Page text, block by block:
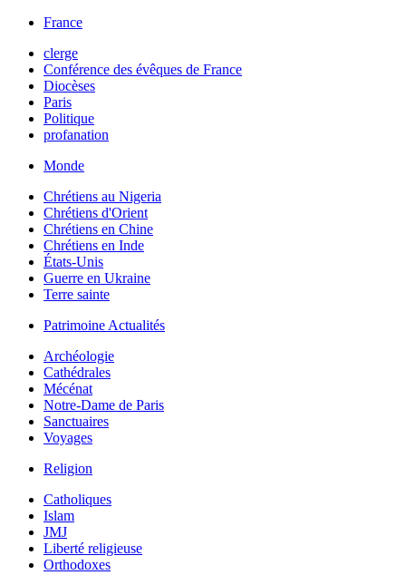
France
clerge
Conférence des évêques de France
Diocèses
Paris
Politique
profanation
Monde
Chrétiens au Nigeria
Chrétiens d'Orient
Chrétiens en Chine
Chrétiens en Inde
États-Unis
Guerre en Ukraine
Terre sainte
Patrimoine Actualités
Archéologie
Cathédrales
Mécénat
Notre-Dame de Paris
Sanctuaires
Voyages
Religion
Catholiques
Islam
JMJ
Liberté religieuse
Orthodoxes